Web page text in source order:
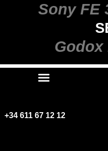
Sony FE
+34 611 67 12 12